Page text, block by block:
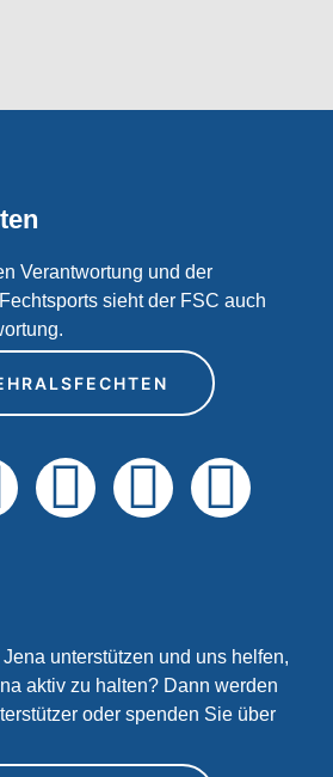
Verantwortung und der
sieht der FSC auch
unterstützen und uns helfen,
aktiv zu halten? Dann werden
oder spenden Sie über